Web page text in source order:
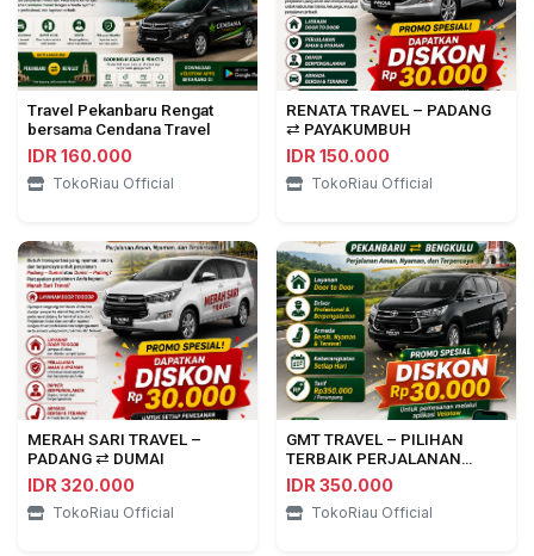
Travel Pekanbaru Rengat
bersama Cendana Travel
IDR 160.000
TokoRiau Official
RENATA TRAVEL – PADANG
⇄ PAYAKUMBUH
IDR 150.000
TokoRiau Official
MERAH SARI TRAVEL –
PADANG ⇄ DUMAI
IDR 320.000
TokoRiau Official
GMT TRAVEL – PILIHAN
TERBAIK PERJALANAN
PEKANBARU ⇄ BENGKULU
IDR 350.000
TokoRiau Official